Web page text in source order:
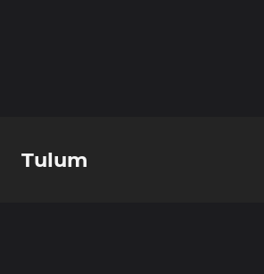
Tulum